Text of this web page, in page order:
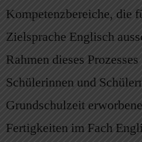
Kompetenzbereiche, die
Zielsprache Englisch
Rahmen dieses
Schülerinnen und
Grundschulzeit
Fertigkeiten im Fach